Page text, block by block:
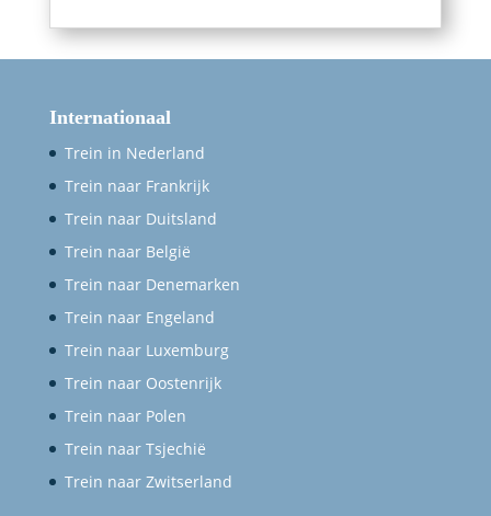
Internationaal
Trein in Nederland
Trein naar Frankrijk
Trein naar Duitsland
Trein naar België
Trein naar Denemarken
Trein naar Engeland
Trein naar Luxemburg
Trein naar Oostenrijk
Trein naar Polen
Trein naar Tsjechië
Trein naar Zwitserland